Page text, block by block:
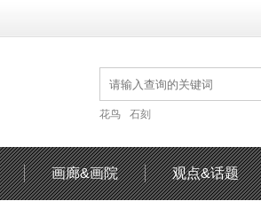
花鸟 石刻
画廊&画院 观点&话题